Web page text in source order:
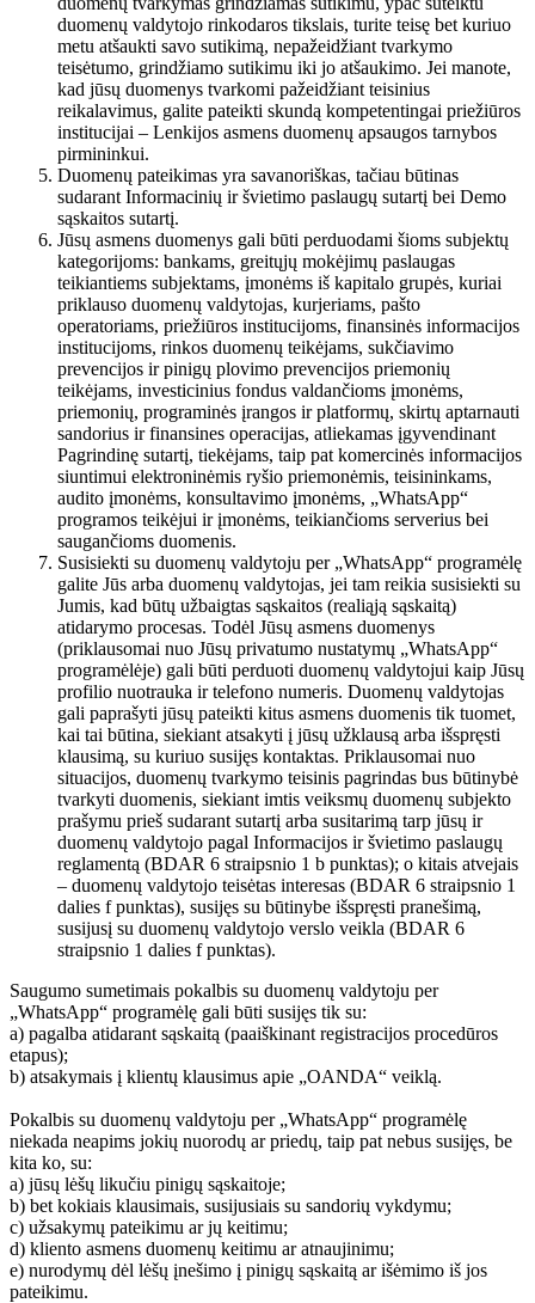
duomenų valdytojo rinkodaros tikslais, turite teisę bet kuriuo
metu atšaukti savo sutikimą, nepažeidžiant tvarkymo
teisėtumo, grindžiamo sutikimu iki jo atšaukimo. Jei manote,
kad jūsų duomenys tvarkomi pažeidžiant teisinius
reikalavimus, galite pateikti skundą kompetentingai priežiūros
institucijai – Lenkijos asmens duomenų apsaugos tarnybos
pirmininkui.
Duomenų pateikimas yra savanoriškas, tačiau būtinas
sudarant Informacinių ir švietimo paslaugų sutartį bei Demo
sąskaitos sutartį.
Jūsų asmens duomenys gali būti perduodami šioms subjektų
kategorijoms: bankams, greitųjų mokėjimų paslaugas
teikiantiems subjektams, įmonėms iš kapitalo grupės, kuriai
priklauso duomenų valdytojas, kurjeriams, pašto
operatoriams, priežiūros institucijoms, finansinės informacijos
institucijoms, rinkos duomenų teikėjams, sukčiavimo
prevencijos ir pinigų plovimo prevencijos priemonių
teikėjams, investicinius fondus valdančioms įmonėms,
priemonių, programinės įrangos ir platformų, skirtų aptarnauti
sandorius ir finansines operacijas, atliekamas įgyvendinant
Pagrindinę sutartį, tiekėjams, taip pat komercinės informacijos
siuntimui elektroninėmis ryšio priemonėmis, teisininkams,
audito įmonėms, konsultavimo įmonėms, „WhatsApp“
programos teikėjui ir įmonėms, teikiančioms serverius bei
saugančioms duomenis.
Susisiekti su duomenų valdytoju per „WhatsApp“ programėlę
galite Jūs arba duomenų valdytojas, jei tam reikia susisiekti su
Jumis, kad būtų užbaigtas sąskaitos (realiąją sąskaitą)
atidarymo procesas. Todėl Jūsų asmens duomenys
(priklausomai nuo Jūsų privatumo nustatymų „WhatsApp“
programėlėje) gali būti perduoti duomenų valdytojui kaip Jūsų
profilio nuotrauka ir telefono numeris. Duomenų valdytojas
gali paprašyti jūsų pateikti kitus asmens duomenis tik tuomet,
kai tai būtina, siekiant atsakyti į jūsų užklausą arba išspręsti
klausimą, su kuriuo susijęs kontaktas. Priklausomai nuo
situacijos, duomenų tvarkymo teisinis pagrindas bus būtinybė
tvarkyti duomenis, siekiant imtis veiksmų duomenų subjekto
prašymu prieš sudarant sutartį arba susitarimą tarp jūsų ir
duomenų valdytojo pagal Informacijos ir švietimo paslaugų
reglamentą (BDAR 6 straipsnio 1 b punktas); o kitais atvejais
– duomenų valdytojo teisėtas interesas (BDAR 6 straipsnio 1
dalies f punktas), susijęs su būtinybe išspręsti pranešimą,
susijusį su duomenų valdytojo verslo veikla (BDAR 6
straipsnio 1 dalies f punktas).
Saugumo sumetimais pokalbis su duomenų valdytoju per
„WhatsApp“ programėlę gali būti susijęs tik su:
a) pagalba atidarant sąskaitą (paaiškinant registracijos procedūros
etapus);
b) atsakymais į klientų klausimus apie „OANDA“ veiklą.
Pokalbis su duomenų valdytoju per „WhatsApp“ programėlę
niekada neapims jokių nuorodų ar priedų, taip pat nebus susijęs, be
kita ko, su:
a) jūsų lėšų likučiu pinigų sąskaitoje;
b) bet kokiais klausimais, susijusiais su sandorių vykdymu;
c) užsakymų pateikimu ar jų keitimu;
d) kliento asmens duomenų keitimu ar atnaujinimu;
e) nurodymų dėl lėšų įnešimo į pinigų sąskaitą ar išėmimo iš jos
pateikimu.